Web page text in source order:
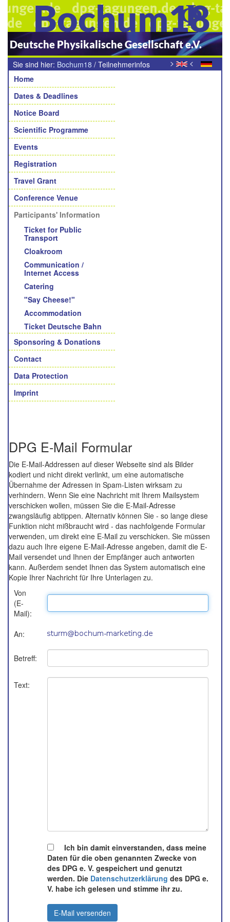
Bochum18
Deutsche Physikalische Gesellschaft e.V.
> <
Sie sind hier: Bochum18 / Teilnehmerinfos
Navigation
Home
Dates & Deadlines
Notice Board
Scientific Programme
Events
Registration
Travel Grant
Conference Venue
Participants' Information
Ticket for Public
Transport
Cloakroom
Communication /
Internet Access
Catering
"Say Cheese!"
Accommodation
Ticket Deutsche Bahn
Sponsoring & Donations
Contact
Data Protection
Imprint
DPG E-Mail Formular
Die E-Mail-Addressen auf dieser Webseite sind als Bilder
kodiert und nicht direkt verlinkt, um eine automatische
Übernahme der Adressen in Spam-Listen wirksam zu
verhindern. Wenn Sie eine Nachricht mit Ihrem Mailsystem
verschicken wollen, müssen Sie die E-Mail-Adresse
zwangsläufig abtippen. Alternativ können Sie - so lange diese
Funktion nicht mißbraucht wird - das nachfolgende Formular
verwenden, um direkt eine E-Mail zu verschicken. Sie müssen
dazu auch Ihre eigene E-Mail-Adresse angeben, damit die E-
Mail versendet und Ihnen der Empfänger auch antworten
kann. Außerdem sendet Ihnen das System automatisch eine
Kopie Ihrer Nachricht für Ihre Unterlagen zu.
Von
(E-
Mail):
An:
Betreff:
Text:
Ich bin damit einverstanden, dass meine
Daten für die oben genannten Zwecke von
des DPG e. V. gespeichert und genutzt
werden. Die Datenschutzerklärung des DPG e.
V. habe ich gelesen und stimme ihr zu.